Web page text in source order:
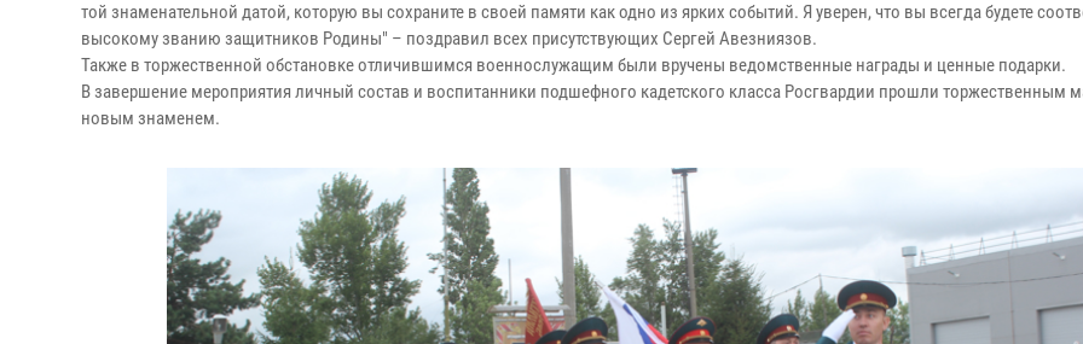
той знаменательной датой, которую вы сохраните в своей памяти как одно из ярких событий. Я уверен, что вы всегда будете
высокому званию защитников Родины" – поздравил всех присутствующих Сергей Авезниязов.
Также в торжественной обстановке отличившимся военнослужащим были вручены ведомственные награды и ценные подарки.
В завершение мероприятия личный состав и воспитанники подшефного кадетского класса Росгвардии прошли торжественным
новым знаменем.